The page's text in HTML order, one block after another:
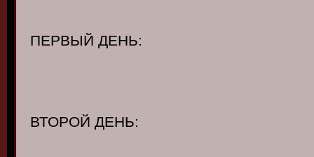
ПЕРВЫЙ ДЕНЬ:
ВТОРОЙ ДЕНЬ: